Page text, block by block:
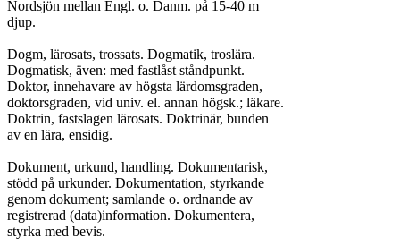
Nordsjön mellan Engl. o. Danm. på 15-40 m
djup.
Dogm, lärosats, trossats. Dogmatik, troslära.
Dogmatisk, även: med fastlåst ståndpunkt.
Doktor, innehavare av högsta lärdomsgraden,
doktorsgraden, vid univ. el. annan högsk.; läkare.
Doktrin, fastslagen lärosats. Doktrinär, bunden
av en lära, ensidig.
Dokument, urkund, handling. Dokumentarisk,
stödd på urkunder. Dokumentation, styrkande
genom dokument; samlande o. ordnande av
registrerad (data)information. Dokumentera,
styrka med bevis.